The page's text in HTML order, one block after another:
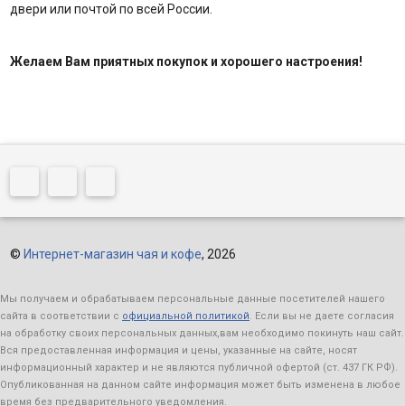
двери или почтой по всей России.
Желаем Вам приятных покупок и хорошего настроения!
© Интернет-магазин чая и кофе, 2026
Мы получаем и обрабатываем персональные данные посетителей нашего
сайта в соответствии с официальной политикой . Если вы не даете согласия
на обработку своих персональных данных,вам необходимо покинуть наш сайт.
Вся предоставленная информация и цены, указанные на сайте, носят
информационный характер и не являются публичной офертой (ст. 437 ГК РФ).
Опубликованная на данном сайте информация может быть изменена в любое
время без предварительного уведомления.